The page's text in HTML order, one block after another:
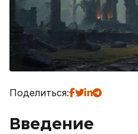
Поделиться:
Введение